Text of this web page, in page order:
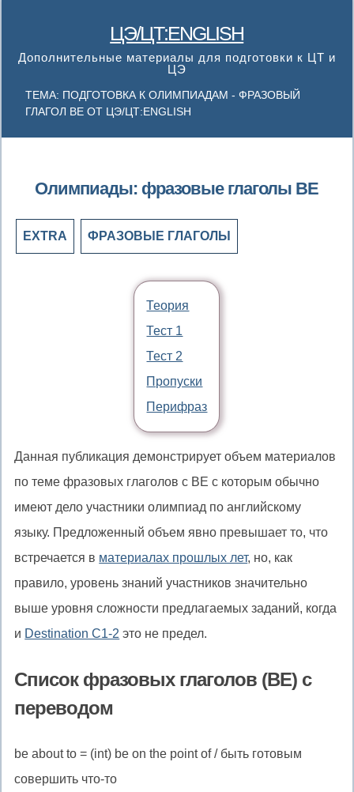
ЦЭ/ЦТ:ENGLISH
Дополнительные материалы для подготовки к ЦТ и
ЦЭ
ТЕМА: ПОДГОТОВКА К ОЛИМПИАДАМ - ФРАЗОВЫЙ
ГЛАГОЛ BE ОТ ЦЭ/ЦТ:ENGLISH
Олимпиады: фразовые глаголы BE
EXTRA ФРАЗОВЫЕ ГЛАГОЛЫ
Теория
Тест 1
Тест 2
Пропуски
Перифраз
Данная публикация демонстрирует объем материалов
по теме фразовых глаголов с BE с которым обычно
имеют дело участники олимпиад по английскому
языку. Предложенный объем явно превышает то, что
встречается в материалах прошлых лет, но, как
правило, уровень знаний участников значительно
выше уровня сложности предлагаемых заданий, когда
и Destination C1-2 это не предел.
Список фразовых глаголов (BE) с
переводом
be about to = (int) be on the point of / быть готовым
совершить что-то